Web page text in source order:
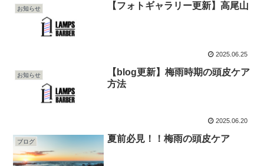
お知らせ 【フォトギャラリー更新】高尾山
2025.06.25
お知らせ
【blog更新】梅雨時期の頭皮ケア
方法
2025.06.20
ブログ 夏前必見！！梅雨の頭皮ケア